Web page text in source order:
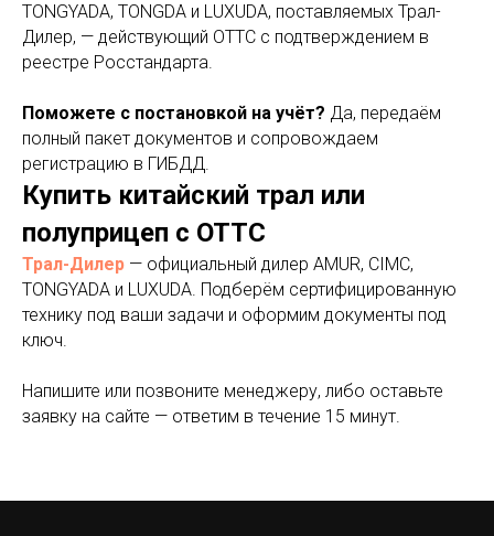
TONGYADA, TONGDA и LUXUDA, поставляемых Трал-
Дилер, — действующий ОТТС с подтверждением в
реестре Росстандарта.
Поможете с постановкой на учёт? Да, передаём
полный пакет документов и сопровождаем
регистрацию в ГИБДД.
Купить китайский трал или
полуприцеп с ОТТС
Трал-Дилер — официальный дилер AMUR, CIMC,
TONGYADA и LUXUDA. Подберём сертифицированную
технику под ваши задачи и оформим документы под
ключ.
Напишите или позвоните менеджеру, либо оставьте
заявку на сайте — ответим в течение 15 минут.